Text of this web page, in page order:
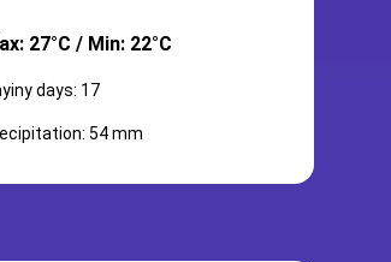
27°C / Min: 22°C
days: 17
54 mm